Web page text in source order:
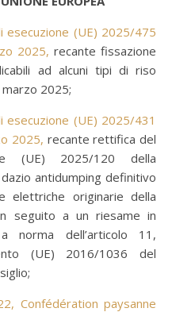
esecuzione (UE) 2025/475
2025, recante fissazione
ad alcuni tipi di riso
2025;
esecuzione (UE) 2025/431
2025, recante rettifica del
(UE) 2025/120 della
antidumping definitivo
elettriche originarie della
seguito a un riesame in
norma dell’articolo 11,
(UE) 2016/1036 del
Confédération paysanne